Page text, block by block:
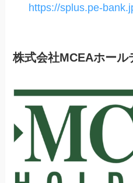
https://splus.pe-
株式会社MCEAホール